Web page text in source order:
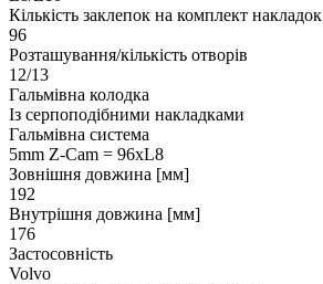
Кількість заклепок на комплект накладок
96
Розташування/кількість отворів
12/13
Гальмівна колодка
Із серпоподібними накладками
Гальмівна система
5mm Z-Cam = 96xL8
Зовнішня довжина [мм]
192
Внутрішня довжина [мм]
176
Застосовність
Volvo